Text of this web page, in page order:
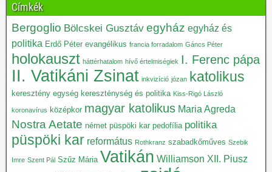
Címkék
Bergoglio Bölcskei Gusztáv egyház egyház és
politika Erdő Péter evangélikus francia forradalom Gáncs Péter
holokauszt háttérhatalom hívő értelmiségiek I. Ferenc pápa
II. Vatikáni Zsinat inkvizíció józan katolikus
keresztény egység kereszténység és politika Kiss-Rigó László
koronavírus középkor magyar katolikus Maria Agreda
Nostra Aetate német püspöki kar pedofília politika
püspöki kar református Rothkranz szabadkőműves Szebik
Imre Szent Pál Szűz Mária Vatikán Williamson XII. Piusz